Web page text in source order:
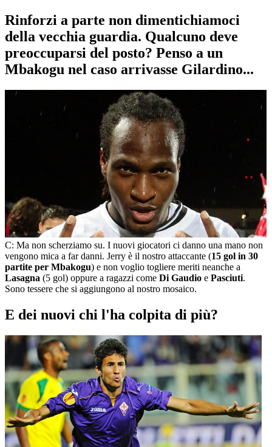
Rinforzi a parte non dimentichiamoci
della vecchia guardia. Qualcuno deve
preoccuparsi del posto? Penso a un
Mbakogu nel caso arrivasse Gilardino...
C: Ma non scherziamo su. I nuovi giocatori ci danno una mano non
vengono mica a far danni. Jerry è il nostro attaccante (15 gol in 30
partite per Mbakogu) e non voglio togliere meriti neanche a
Lasagna (5 gol) oppure a ragazzi come Di Gaudio e Pasciuti.
Sono tessere che si aggiungono al nostro mosaico.
E dei nuovi chi l'ha colpita di più?